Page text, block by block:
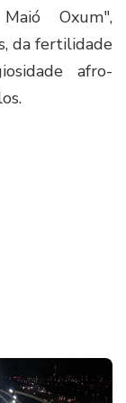
Oxum",
da fertilidade
afro-